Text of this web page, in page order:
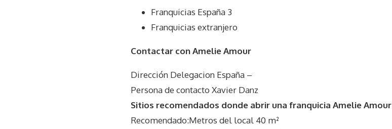
Franquicias España 3
Franquicias extranjero
Contactar con Amelie Amour
Dirección Delegacion España –
Persona de contacto Xavier Danz
Sitios recomendados donde abrir una franquicia Amelie Amour
Recomendado:Metros del local 40 m²